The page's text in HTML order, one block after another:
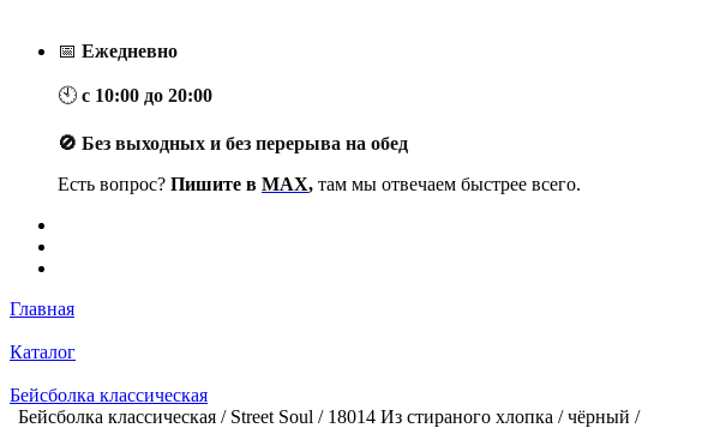
📅 Ежедневно
🕙 с 10:00 до 20:00
🚫 Без выходных и без перерыва на обед
Есть вопрос? Пишите в MAX, там мы отвечаем быстрее всего.
Главная
Каталог
Бейсболка классическая
Бейсболка классическая / Street Soul / 18014 Из стираного хлопка / чёрный /